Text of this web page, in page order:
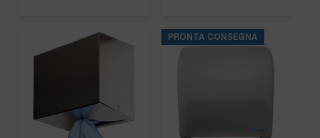
PRONTA CONSEGNA